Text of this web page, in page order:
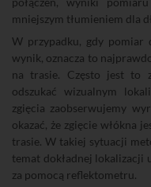
mniejszym tłumieniem dla
W przypadku, gdy pomiar
wynik, oznacza to
na trasie. Często jest to
odszukać wizualnym
zgięcia zaobserwujemy
okazać, że zgięcie włókna
trasie. W takiej sytuacji
temat dokładnej lokalizacji
za pomocą reflektometru.